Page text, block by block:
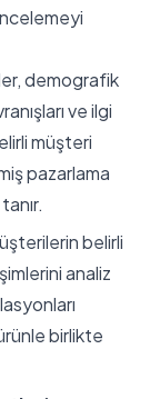
demografik
ve ilgi
müşteri
pazarlama
belirli
analiz
birlikte